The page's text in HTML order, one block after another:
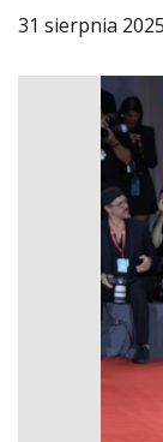
31 sierpnia